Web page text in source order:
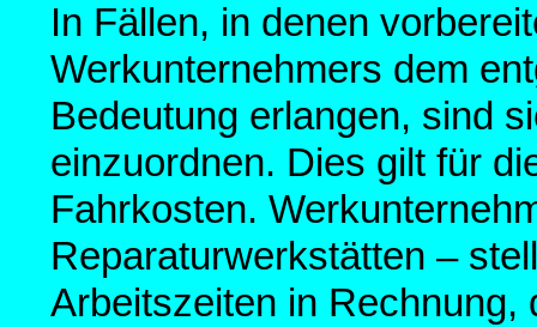
In Fällen, in denen
Werkunternehmers dem
Bedeutung erlangen, sind
einzuordnen. Dies gilt für
Fahrkosten.
Reparaturwerkstätten –
Arbeitszeiten in Rechnung,